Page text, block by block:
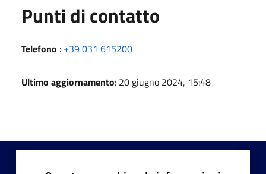
Punti di contatto
Telefono : +39 031 615200
Ultimo aggiornamento: 20 giugno 2024, 15:48